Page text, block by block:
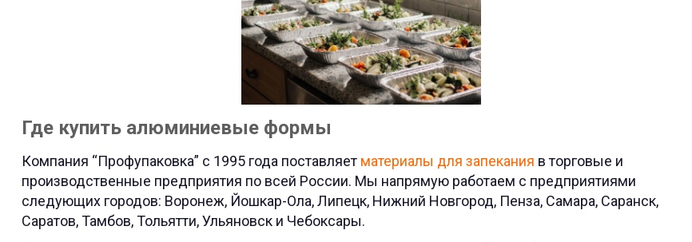
Где купить алюминиевые формы
Компания “Профупаковка” с 1995 года поставляет материалы для запекания в торговые и
производственные предприятия по всей России. Мы напрямую работаем с предприятиями
следующих городов: Воронеж, Йошкар-Ола, Липецк, Нижний Новгород, Пенза, Самара, Саранск,
Саратов, Тамбов, Тольятти, Ульяновск и Чебоксары.